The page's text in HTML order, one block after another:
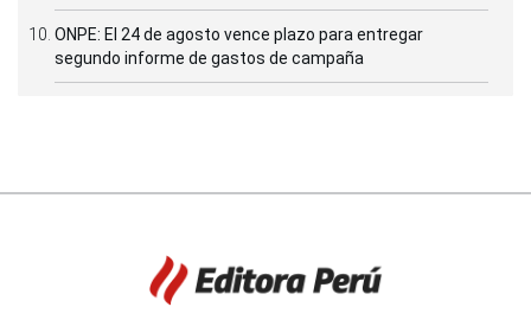
ONPE: El 24 de agosto vence plazo para entregar
segundo informe de gastos de campaña